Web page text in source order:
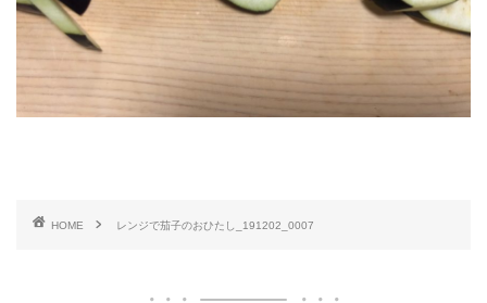
HOME レンジで茄子のおひたし_191202_0007